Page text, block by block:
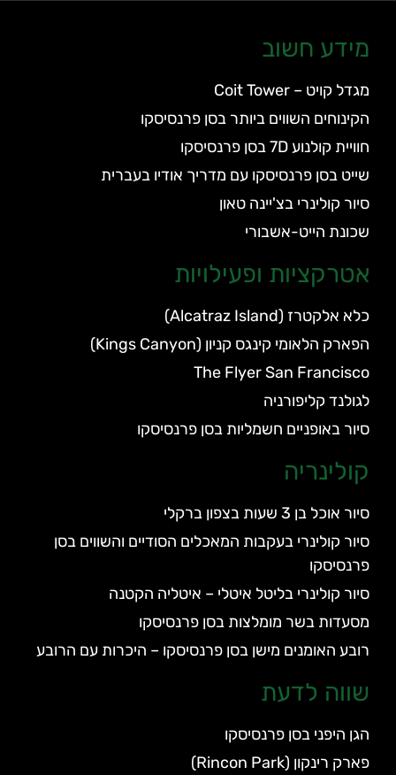
מידע חשוב
מגדל קויט – Coit Tower
הקינוחים השווים ביותר בסן פרנסיסקו
חוויית קולנוע 7D בסן פרנסיסקו
שייט בסן פרנסיסקו עם מדריך אודיו בעברית
סיור קולינרי בצ'יינה טאון
שכונת הייט-אשבורי
אטרקציות ופעילויות
כלא אלקטרז (Alcatraz Island)
הפארק הלאומי קינגס קניון (Kings Canyon)
The Flyer San Francisco
לגולנד קליפורניה
סיור באופניים חשמליות בסן פרנסיסקו
קולינריה
סיור אוכל בן 3 שעות בצפון ברקלי
סיור קולינרי בעקבות המאכלים הסודיים והשווים בסן
פרנסיסקו
סיור קולינרי בליטל איטלי – איטליה הקטנה
מסעדות בשר מומלצות בסן פרנסיסקו
רובע האומנים מישן בסן פרנסיסקו – היכרות עם הרובע
שווה לדעת
הגן היפני בסן פרנסיסקו
פארק רינקון (Rincon Park)